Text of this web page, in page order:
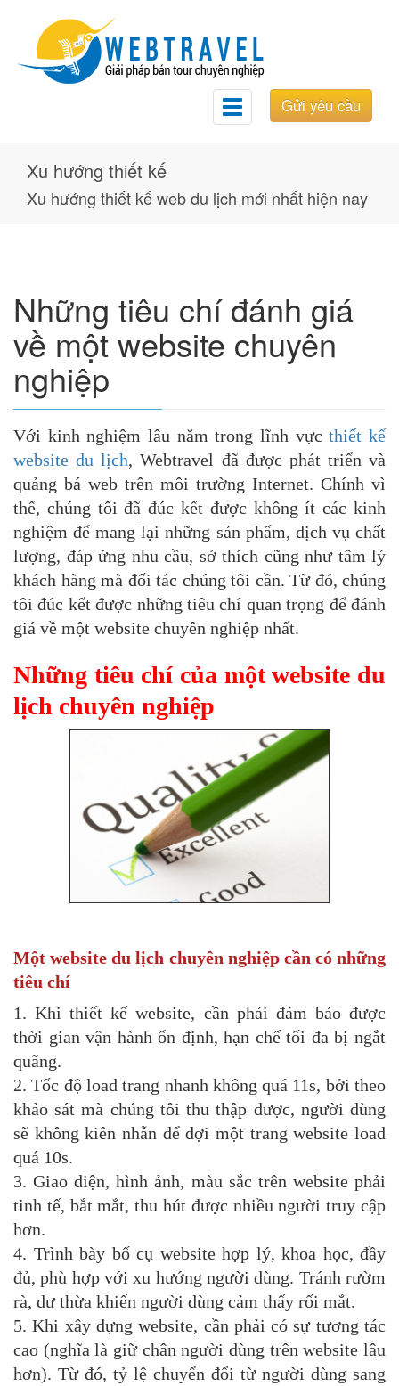
Gửi yêu cầu
Toggle
navigation
Xu hướng thiết kế
Xu hướng thiết kế web du lịch mới nhất hiện nay
Những tiêu chí đánh giá
về một website chuyên
nghiệp
Với kinh nghiệm lâu năm trong lĩnh vựcthiết kế
website du lịch, Webtravel đã được phát triển và
quảng bá web trên môi trường Internet. Chính vì
thế, chúng tôi đã đúc kết được không ít các kinh
nghiệm để mang lại những sản phẩm, dịch vụ chất
lượng, đáp ứng nhu cầu, sở thích cũng như tâm lý
khách hàng mà đối tác chúng tôi cần. Từ đó, chúng
tôi đúc kết được những tiêu chí quan trọng để đánh
giá về một website chuyên nghiệp nhất.
Những tiêu chí của một website du
lịch chuyên nghiệp
Một website du lịch chuyên nghiệp cần có những
tiêu chí
1. Khi thiết kế website, cần phải đảm bảo được
thời gian vận hành ổn định, hạn chế tối đa bị ngắt
quãng.
2. Tốc độ load trang nhanh không quá 11s, bởi theo
khảo sát mà chúng tôi thu thập được, người dùng
sẽ không kiên nhẫn để đợi một trang website load
quá 10s.
3. Giao diện, hình ảnh, màu sắc trên website phải
tinh tế, bắt mắt, thu hút được nhiều người truy cập
hơn.
4. Trình bày bố cụ website hợp lý, khoa học, đầy
đủ, phù hợp với xu hướng người dùng. Tránh rườm
rà, dư thừa khiến người dùng cảm thấy rối mắt.
5. Khi xây dựng website, cần phải có sự tương tác
cao (nghĩa là giữ chân người dùng trên website lâu
hơn). Từ đó, tỷ lệ chuyển đổi từ người dùng sang